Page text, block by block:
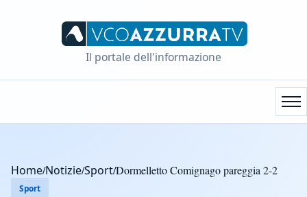
Il portale dell'informazione
Home/Notizie/Sport/Dormelletto Comignago pareggia 2-2
Sport